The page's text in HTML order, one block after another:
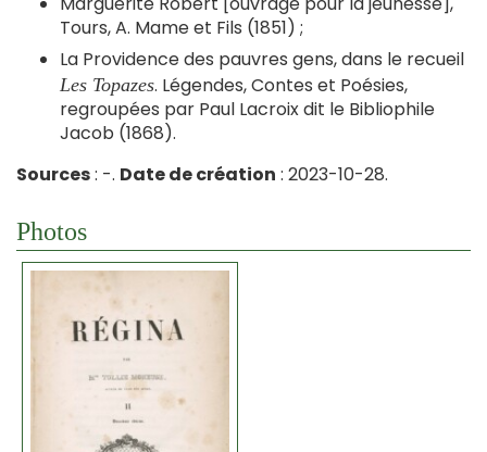
Tours, A. Mame et Fils (1851) ;
La Providence des pauvres gens, dans le recueil
Les Topazes. Légendes, Contes et Poésies,
regroupées par Paul Lacroix dit le Bibliophile
Jacob (1868).
Sources: -. Date de création : 2023-10-28.
Photos